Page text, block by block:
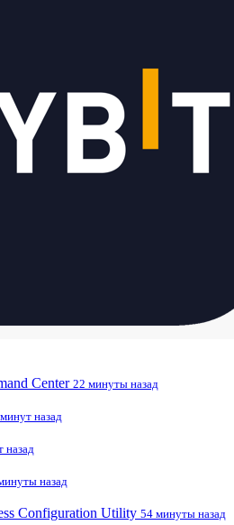
Center 22 минуты назад
назад
назад
назад
Configuration Utility 54 минуты назад